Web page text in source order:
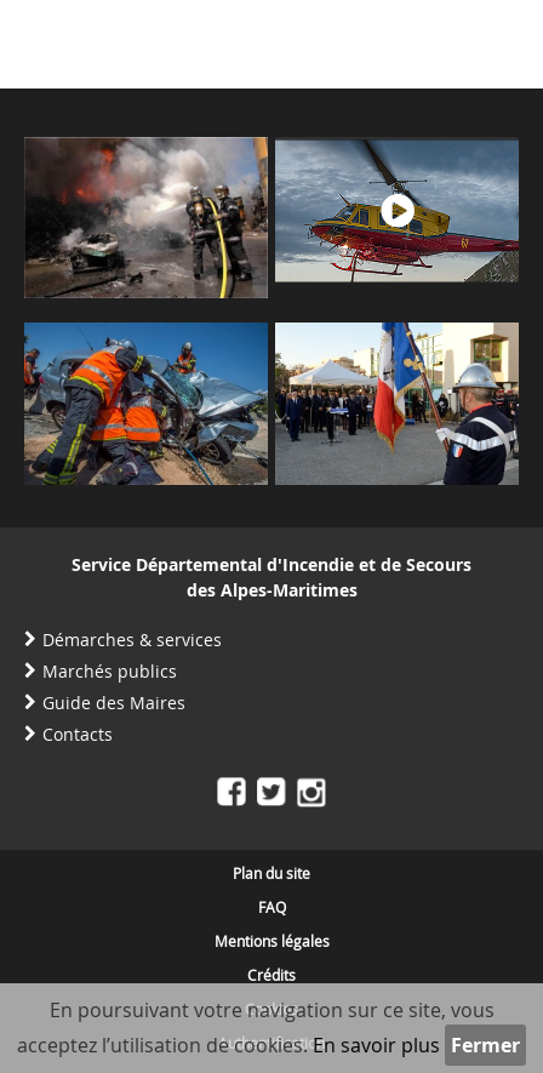
Service Départemental d'Incendie et de Secours
des Alpes-Maritimes
Démarches & services
Marchés publics
Guide des Maires
Contacts
Plan du site
FAQ
Mentions légales
Crédits
Cookies
Authentification
En poursuivant votre navigation sur ce site, vous
acceptez l’utilisation de cookies.En savoir plus